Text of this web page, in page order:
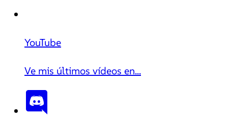
YouTube
Ve mis últimos vídeos en...